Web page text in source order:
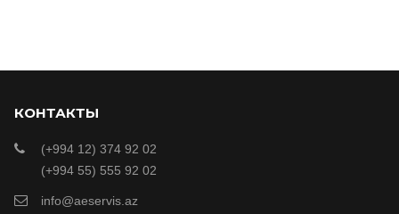
КОНТАКТЫ
(+994 12) 374 92 02
(+994 55) 555 92 02
info@aeservis.az